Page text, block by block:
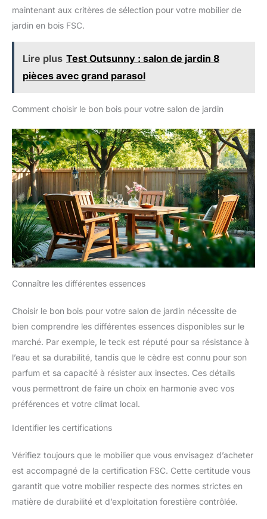
maintenant aux critères de sélection pour votre mobilier de
jardin en bois FSC.
Lire plus Test Outsunny : salon de jardin 8
pièces avec grand parasol
Comment choisir le bon bois pour votre salon de jardin
Connaître les différentes essences
Choisir le bon bois pour votre salon de jardin nécessite de
bien comprendre les différentes essences disponibles sur le
marché. Par exemple, le teck est réputé pour sa résistance à
l’eau et sa durabilité, tandis que le cèdre est connu pour son
parfum et sa capacité à résister aux insectes. Ces détails
vous permettront de faire un choix en harmonie avec vos
préférences et votre climat local.
Identifier les certifications
Vérifiez toujours que le mobilier que vous envisagez d’acheter
est accompagné de la certification FSC. Cette certitude vous
garantit que votre mobilier respecte des normes strictes en
matière de durabilité et d’exploitation forestière contrôlée.